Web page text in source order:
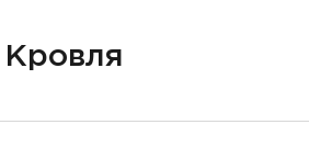
Кровля